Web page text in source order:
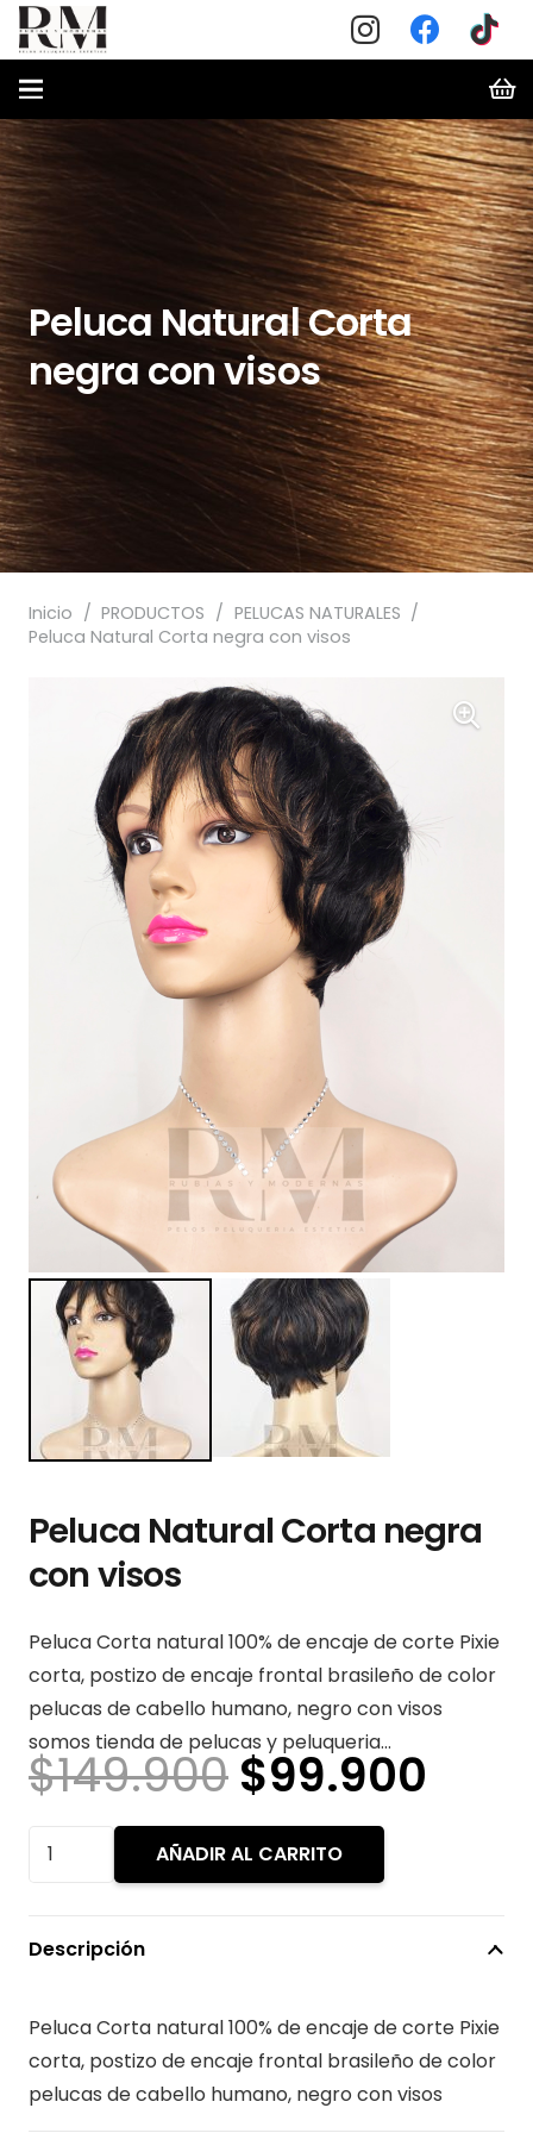
Peluca Natural Corta
negra con visos
Inicio / PRODUCTOS / PELUCAS NATURALES /
Peluca Natural Corta negra con visos
Peluca Natural Corta negra
con visos
Peluca Corta natural 100% de encaje de corte Pixie
corta, postizo de encaje frontal brasileño de color
pelucas de cabello humano, negro con visos
somos tienda de pelucas y peluqueria…
$149.900 El
precio
original
era:
$149.900.
$99.900
Peluca
negra
cantidad
AÑADIR AL CARRITO
Descripción
Peluca Corta natural 100% de encaje de corte Pixie
corta, postizo de encaje frontal brasileño de color
pelucas de cabello humano, negro con visos